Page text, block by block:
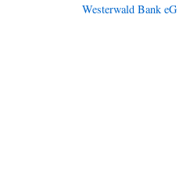
Westerwald Bank eG